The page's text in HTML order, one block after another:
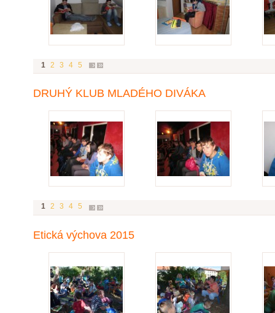
1 2 3 4 5
DRUHÝ KLUB MLADÉHO DIVÁKA
1 2 3 4 5
Etická výchova 2015